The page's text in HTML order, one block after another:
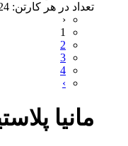
تعداد در هر کارتن:
‹
1
2
3
4
›
مانیا